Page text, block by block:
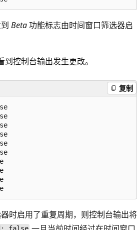
Beta功能标志由时间窗口筛选器启
到控制台输出发生更改。
复制
时启用了重复周期，则控制台输出将